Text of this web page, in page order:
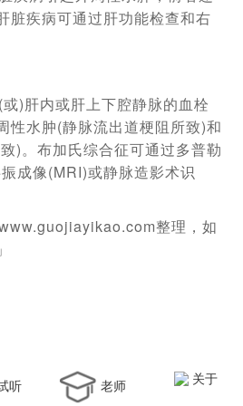
脏疾病可通过肝功能检查和右
肝内或肝上下腔静脉的血栓
性水肿(静脉流出道梗阻所致)和
)。布加氏综合征可通过多普勒
成像(MRI)或静脉造影术识
整理，如
听 老师 关于